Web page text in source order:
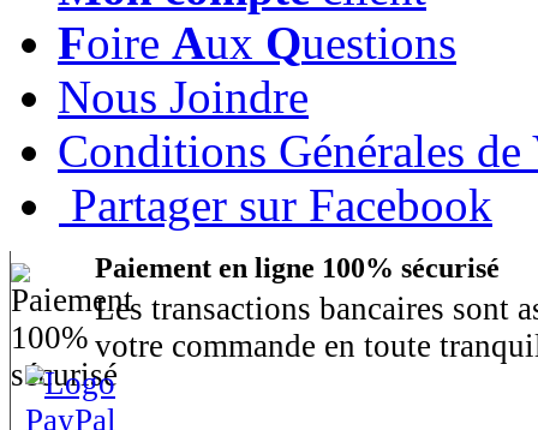
Foire Aux Questions
Nous Joindre
Conditions Générales de
Partager sur Facebook
Paiement en ligne 100% sécurisé
Les transactions bancaires sont
votre commande en toute